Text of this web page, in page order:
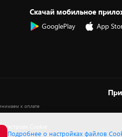
Скачай мобильное
GooglePlay App
Cookie
Подробнее о настройках файлов